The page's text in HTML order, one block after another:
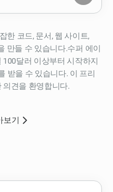
한 코드, 문서, 웹 사이트,
만들 수 있습니다.수퍼 에이
달러 이상부터 시작하지
받을 수 있습니다. 이 프리
의견을 환영합니다.
보기